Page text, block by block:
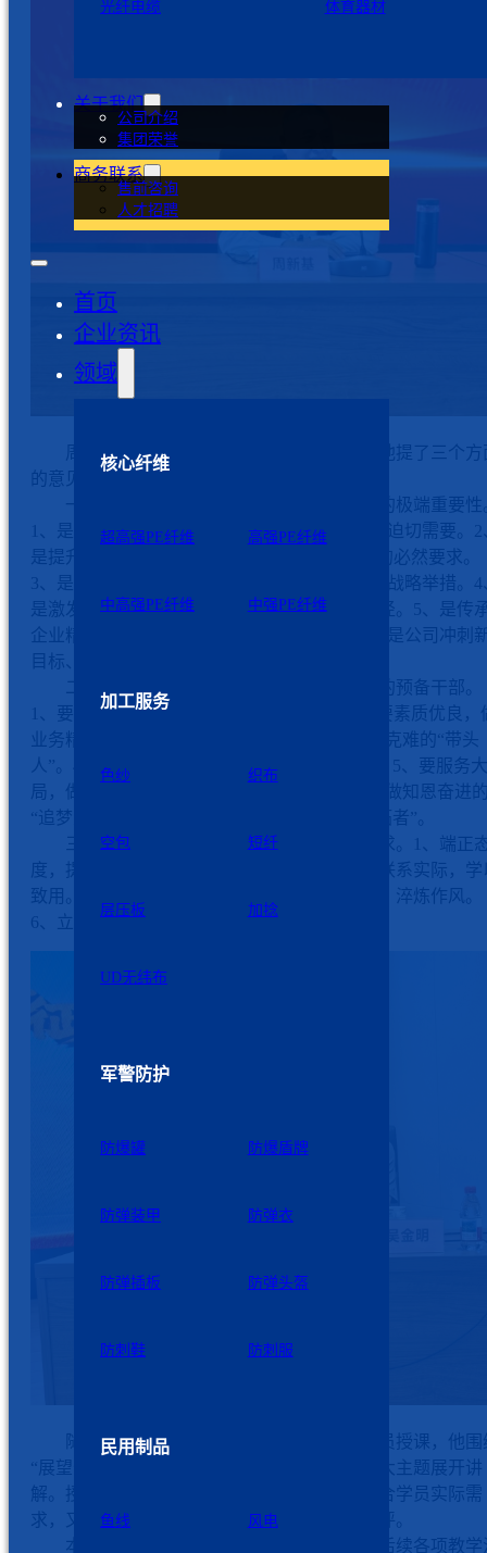
光纤电缆 体育器材
关于我们
公司介绍
集团荣誉
商务联系
售前咨询
人才招聘
首页
企业资讯
领域
核心纤维
超高强PE纤维 高强PE纤维
中高强PE纤维 中强PE纤维
加工服务
色纱 织布
空包 短纤
层压板 加捻
UD无纬布
军警防护
防爆罐 防爆盾牌
防弹装甲 防弹衣
防弹插板 防弹头盔
防刺鞋 防刺服
民用制品
鱼线 风电
周新基董事长在开班仪式上作重要讲话，他提了三个方
的意见，与大家共勉。
一、审时度势，深刻领会举办本期培训班的极端重要性
1、是应对复杂多变外部环境、抢抓战略机遇的迫切需要。2
是提升年轻大学生综合素质、解决“本领恐慌”的必然要求。
3、是完善公司人才梯队建设、保障基业长青的战略举措。4
是激发组织活力、营造争先创优氛围的有效途径。5、是传
企业精神、凝聚发展向心力的重要载体。6、更是公司冲刺
目标、攀登新高峰的底气所在。
二、对标对表，深刻体悟如何做一名优秀的预备干部。
1、要政治过硬，做信念坚定的“明白人”。2、要素质优良，
业务精湛的“内行人”。3、要勇于担当，做攻坚克难的“带头
人”。4、要作风正派，做廉洁自律的“干净人”。5、要服务大
局，做团结协作的“粘合剂”。6、要心怀感恩，做知恩奋进
“追梦人”。7、要眼界长远，做拥抱变化的“开拓者”。
三、严字当头，对本期培训班的提六点要求。1、端正
度，提高认识。2、虚心请教，勤于思考。3、联系实际，学
致用。4、团结互助，共同进步。5、严守纪律，淬炼作风。
6、立大志向，锚定目标。
随后，县委党校原常务副校长吴金明为学员授课，他围
“展望十五五 奋进新征程”与“中国传统文化”两大主题展开讲
解。授课内容兼具理论高度与实践导向，既贴合学员实际需
求，又富有启发性，赢得了在场人员的一致好评。
本次开班仪式标志着预科班正式启动，为后续各项教学